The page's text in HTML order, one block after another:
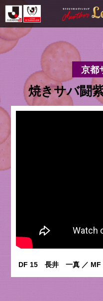
京都
焼きサバ闘
DF 15 長井 一真 ／